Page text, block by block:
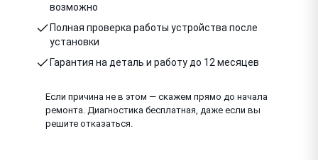
возможно
Полная проверка работы устройства после
установки
Гарантия на деталь и работу до 12 месяцев
Если причина не в этом — скажем прямо до начала
ремонта. Диагностика бесплатная, даже если вы
решите отказаться.